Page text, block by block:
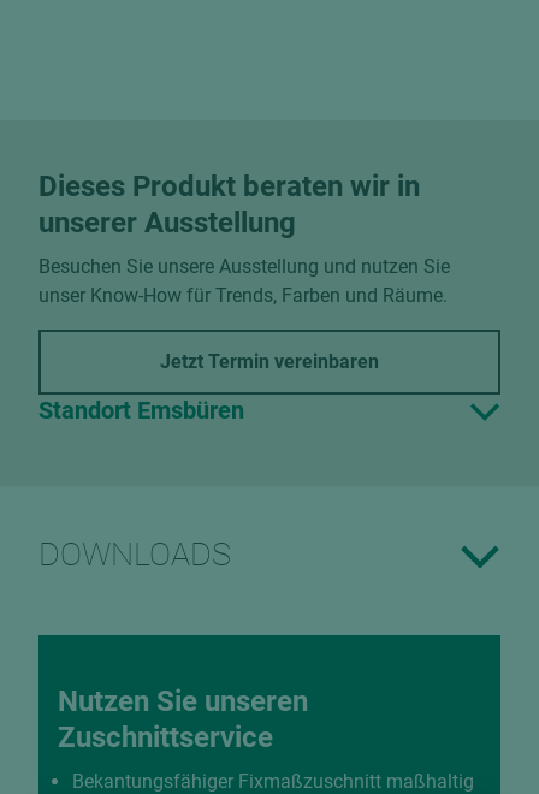
Dieses Produkt beraten wir in
unserer Ausstellung
Besuchen Sie unsere Ausstellung und nutzen Sie
unser Know-How für Trends, Farben und Räume.
Jetzt Termin vereinbaren
Standort Emsbüren
DOWNLOADS
Nutzen Sie unseren
Zuschnittservice
Bekantungsfähiger Fixmaßzuschnitt maßhaltig